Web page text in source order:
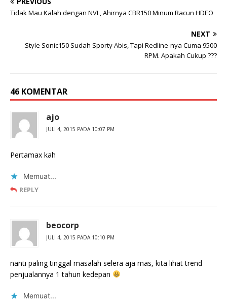
Tidak Mau Kalah dengan NVL, Ahirnya CBR150 Minum Racun HDEO
NEXT
Style Sonic150 Sudah Sporty Abis, Tapi Redline-nya Cuma 9500
RPM. Apakah Cukup ???
46 KOMENTAR
ajo
JULI 4, 2015 PADA 10:07 PM
Pertamax kah
Memuat...
REPLY
beocorp
JULI 4, 2015 PADA 10:10 PM
nanti paling tinggal masalah selera aja mas, kita lihat trend
penjualannya 1 tahun kedepan
Memuat...